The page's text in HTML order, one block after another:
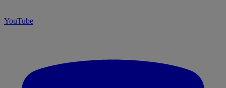
YouTube